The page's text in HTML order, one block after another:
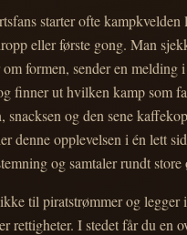
starter ofte kampkvelden
eller første gong. Man
formen, sender en melding i
finner ut hvilken kamp som
snacksen og den sene
denne opplevelsen i én lett
og samtaler rundt store
til piratstrømmer og legger
rettigheter. I stedet får du en